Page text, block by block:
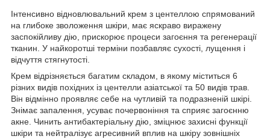
Інтенсивно відновлювальний крем з центеллою спрямований
на глибоке зволоження шкіри, має яскраво виражену
заспокійливу дію, прискорює процеси загоєння та регенерації
тканин. У найкоротші терміни позбавляє сухості, лущення і
відчуття стягнутості.
Крем відрізняється багатим складом, в якому міститься 6
різних видів похідних із центелли азіатської та 50 видів трав.
Він відмінно проявляє себе на чутливій та подразненій шкірі.
Знімає запалення, усуває почервоніння та сприяє загоєнню
акне. Чинить антибактеріальну дію, зміцнює захисні функції
шкіри та нейтралізує агресивний вплив на шкіру зовнішніх